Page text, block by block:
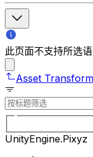
此页面不支持所选语
Asset
UnityEngine.Pixyz